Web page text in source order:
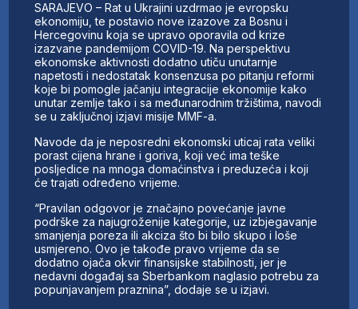
SARAJEVO – Rat u Ukrajini uzdrmao je evropsku
ekonomiju, te postavio nove izazove za Bosnu i
Hercegovinu koja se upravo oporavila od krize
izazvane pandemijom COVID-19. Na perspektivu
ekonomske aktivnosti dodatno utiču unutarnje
napetosti i nedostatak konsenzusa po pitanju reformi
koje bi pomogle jačanju integracije ekonomije kako
unutar zemlje tako i sa međunarodnim tržištima, navodi
se u zaključnoj izjavi misije MMF-a.
Navode da je neposredni ekonomski uticaj rata veliki
porast cijena hrane i goriva, koji već ima teške
posljedice na mnoga domaćinstva i preduzeća i koji
će trajati određeno vrijeme.
“Pravilan odgovor je značajno povećanje javne
podrške za najugroženije kategorije, uz izbjegavanje
smanjenja poreza ili akciza što bi bilo skupo i loše
usmjereno. Ovo je takođe pravo vrijeme da se
dodatno ojača okvir finansijske stabilnosti, jer je
nedavni događaj sa Sberbankom naglasio potrebu za
popunjavanjem praznina”, dodaje se u izjavi.